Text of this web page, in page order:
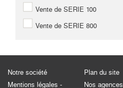
Vente de SERIE 100
Vente de SERIE 800
Notre société
Mentions légales -
Plan du site
Nos agences